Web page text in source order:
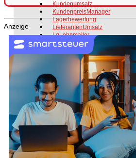
Kundenumsatz
KundenpreisManager
Lagerbewertung
LieferantenUmsatz
LgLohnmailer
MahnExpress
Preisanpassung
StücklistenTool
StücklistenAutomatik
Produktionsabläufe in Lexware
alle Tools
Lexware Formulare
STD-Auftrag Pro
Fremdsprache / Fremdwährung
Lexware ASCII Export
Zeiterfassung
Portfolio-Tracking
Passwortsicherheit
Server & Webhosting
Anzeige